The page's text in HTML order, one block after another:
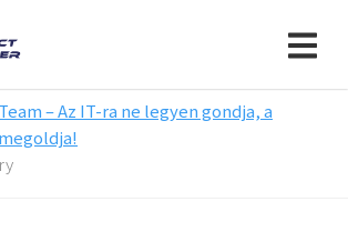
– Az IT-ra ne legyen gondja, a